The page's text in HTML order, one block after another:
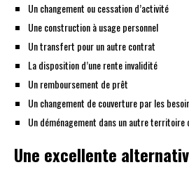
Un changement ou cessation d’activité
Une construction à usage personnel
Un transfert pour un autre contrat
La disposition d’une rente invalidité
Un remboursement de prêt
Un changement de couverture par les
Un déménagement dans un autre territoire
Une excellente